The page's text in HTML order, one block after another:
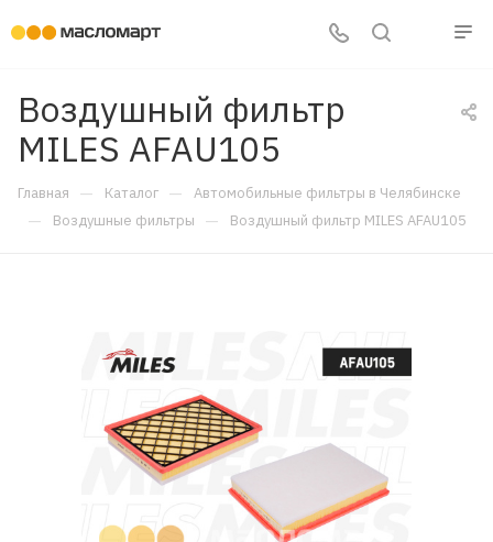
Воздушный фильтр
MILES AFAU105
Главная — Каталог — Автомобильные фильтры в Челябинске
— Воздушные фильтры — Воздушный фильтр MILES AFAU105